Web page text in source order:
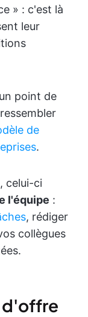
» : c'est là
leur
point de
de
.
celui-ci
l'équipe :
, rédiger
collègues
d'offre